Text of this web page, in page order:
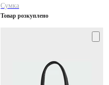
Сумка
Товар розкуплено